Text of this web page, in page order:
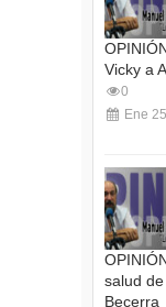
Vicky a
0
Ene
salud
Becerra